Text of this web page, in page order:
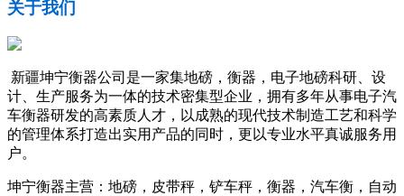
关于我们
新疆坤宁衡器公司是一家集地磅，衡器，电子地磅科研、设
计、生产服务为一体的技术密集型企业，拥有多年从事电子汽
车衡器研发的高素质人才，以成熟的现代技术制造工艺和科学
的管理体系打造出实用产品的同时，更以专业水平真诚服务用
户。
坤宁衡器主营：地磅，皮带秤，铲车秤，衡器，汽车衡，自动